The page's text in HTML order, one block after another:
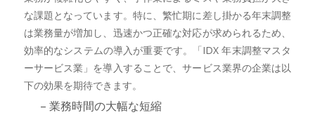
な課題となっています。特に、繁忙期に差し掛かる年末調整
は業務量が増加し、迅速かつ正確な対応が求められるため、
効率的なシステムの導入が重要です。「IDX 年末調整マスタ
ーサービス業」を導入することで、サービス業界の企業は以
下の効果を期待できます。
– 業務時間の大幅な短縮